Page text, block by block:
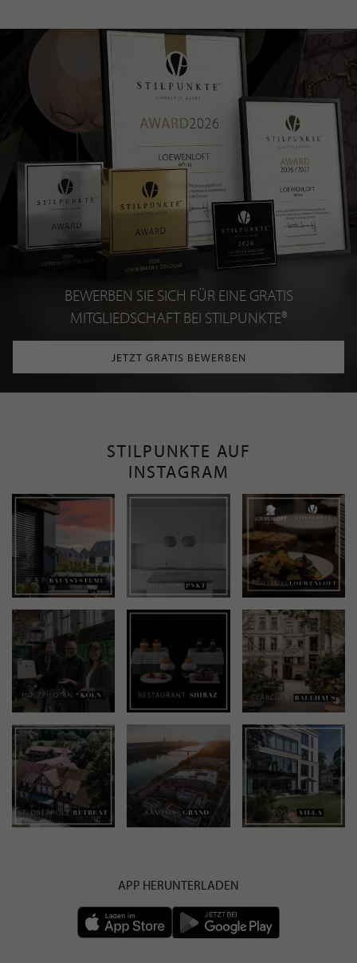
BEWERBEN SIE SICH FÜR EINE GRATIS
MITGLIEDSCHAFT BEI STILPUNKTE®
JETZT GRATIS BEWERBEN
STILPUNKTE AUF
INSTAGRAM
APP HERUNTERLADEN